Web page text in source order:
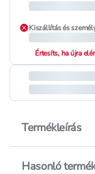
Kiszállítás és
Értesíts, ha újra
Termékleírás
Hasonló